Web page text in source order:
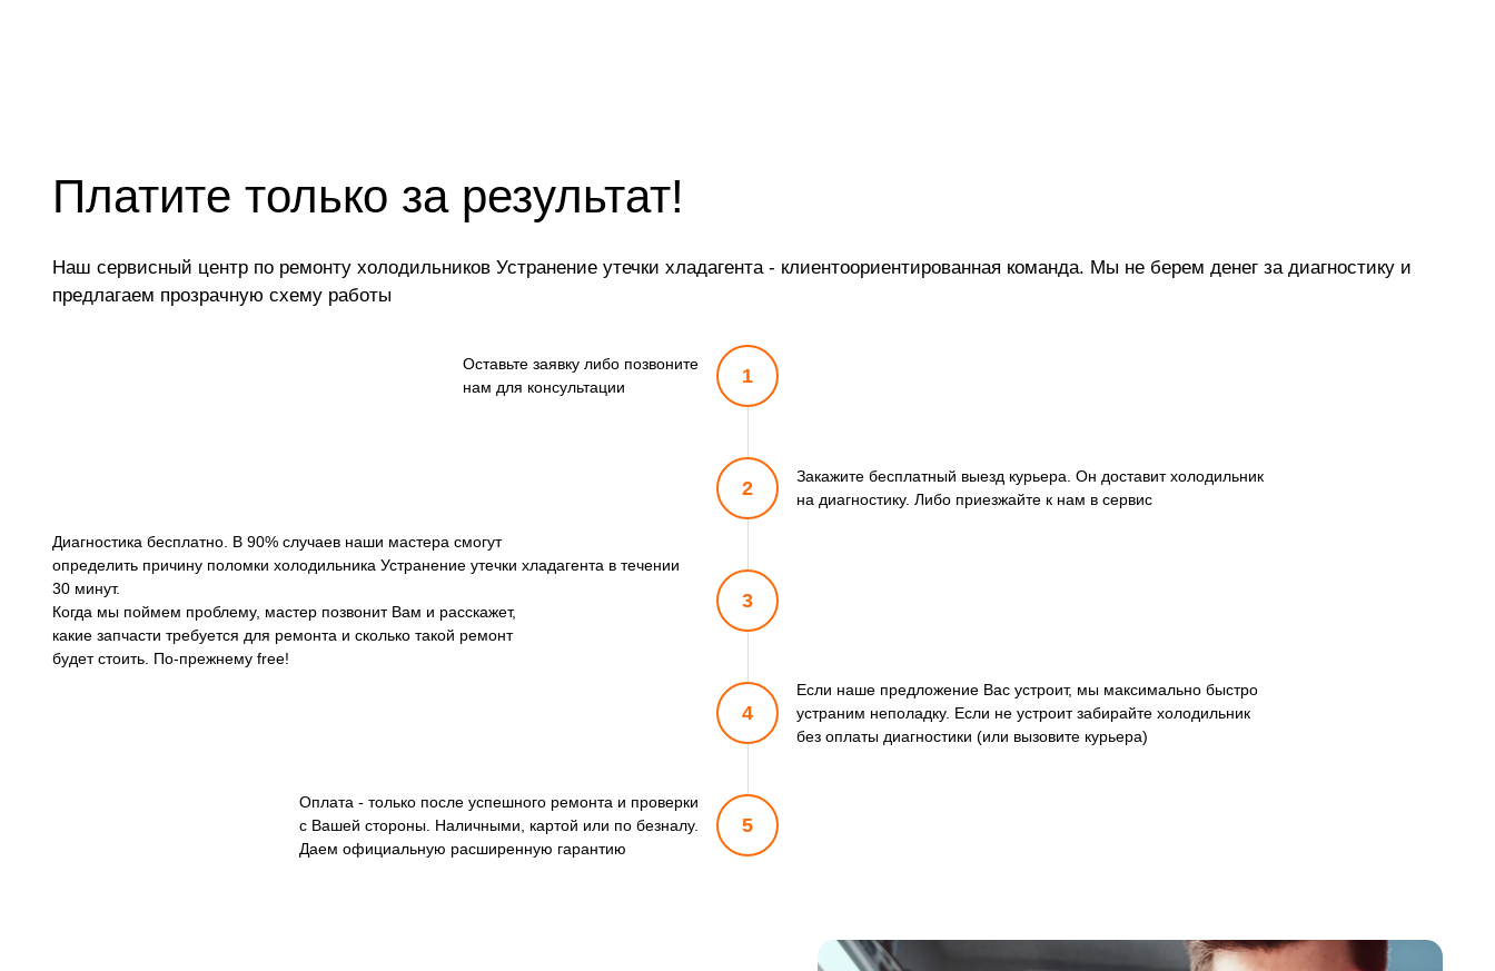
Платите только за результат!
Наш сервисный центр по ремонту холодильников Устранение утечки хладагента - клиентоориентированная команда. Мы не берем денег за диагностику и
предлагаем прозрачную схему работы
Оставьте заявку либо позвоните
нам для консультации
Диагностика бесплатно. В 90% случаев наши мастера смогут
определить причину поломки холодильника Устранение утечки хладагента в течении
30 минут.
Когда мы поймем проблему, мастер позвонит Вам и расскажет,
какие запчасти требуется для ремонта и сколько такой ремонт
будет стоить. По-прежнему free!
Оплата - только после успешного ремонта и проверки
с Вашей стороны. Наличными, картой или по безналу.
Даем официальную расширенную гарантию
1
2
3
4
5
Закажите бесплатный выезд курьера. Он доставит холодильник
на диагностику. Либо приезжайте к нам в сервис
Если наше предложение Вас устроит, мы максимально быстро
устраним неполадку. Если не устроит забирайте холодильник
без оплаты диагностики (или вызовите курьера)